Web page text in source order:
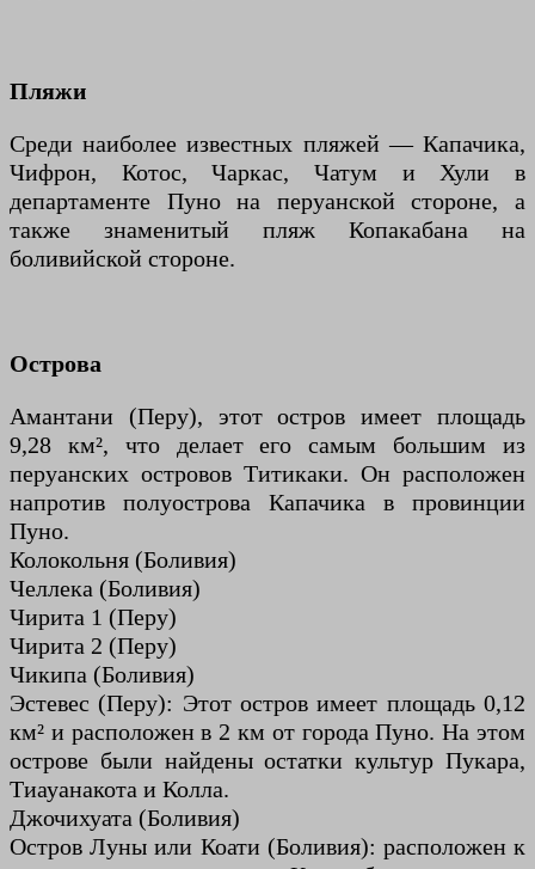
Пляжи
Среди наиболее известных пляжей — Капачика,
Чифрон, Котос, Чаркас, Чатум и Хули в
департаменте Пуно на перуанской стороне, а
также знаменитый пляж Копакабана на
боливийской стороне.
Острова
Амантани (Перу), этот остров имеет площадь
9,28 км², что делает его самым большим из
перуанских островов Титикаки. Он расположен
напротив полуострова Капачика в провинции
Пуно.
Колокольня (Боливия)
Челлека (Боливия)
Чирита 1 (Перу)
Чирита 2 (Перу)
Чикипа (Боливия)
Эстевес (Перу): Этот остров имеет площадь 0,12
км² и расположен в 2 км от города Пуно. На этом
острове были найдены остатки культур Пукара,
Тиауанакота и Колла.
Джочихуата (Боливия)
Остров Луны или Коати (Боливия): расположен к